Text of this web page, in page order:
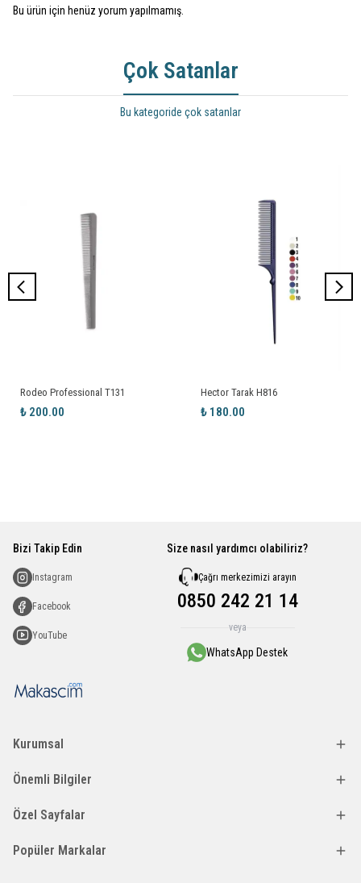
Bu ürün için henüz yorum yapılmamış.
Çok Satanlar
Bu kategoride çok satanlar
Rodeo Professional T131
₺ 200.00
Hector Tarak H816
₺ 180.00
Kurumsal
Önemli Bilgiler
Özel Sayfalar
Popüler Markalar
Bizi Takip Edin
Instagram
Facebook
YouTube
Size nasıl yardımcı olabiliriz?
Çağrı merkezimizi arayın
0850 242 21 14
veya
WhatsApp Destek